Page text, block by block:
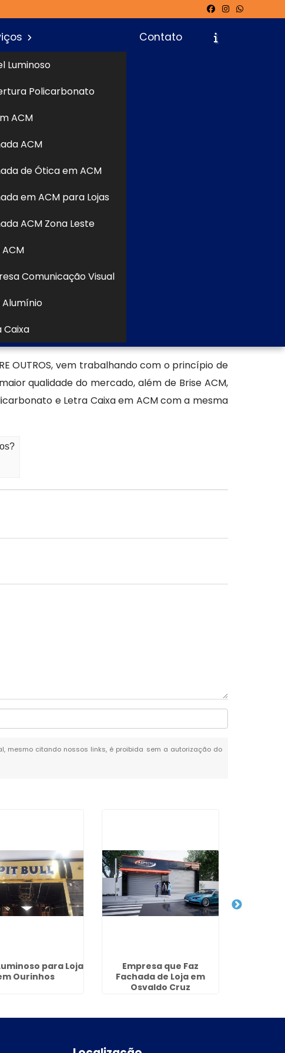
Luminoso
Policarbonato
ACM
ACM
de Ótica em ACM
em ACM para Lojas
ACM Zona Leste
ACM
Comunicação Visual
Alumínio
Caixa
Contato
Solicite um Orçamento
e
OUTROS, vem trabalhando com o princípio de
qualidade do mercado, além de Brise ACM,
e Letra Caixa em ACM com a mesma
mesmo citando nossos links, é proibida sem a autorização do
Informações
para Loja
Ourinhos
Empresa que Faz
Fachada de Loja em
Osvaldo Cruz